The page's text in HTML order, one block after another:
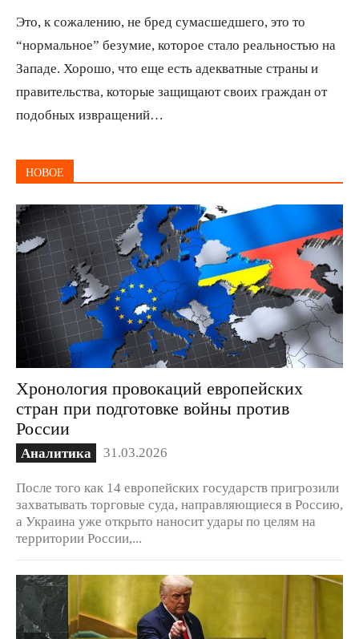
Это, к сожалению, не бред сумасшедшего, это то
“нормальное” безумие, которое стало реальностью на
Западе. Хорошо, что еще есть адекватные страны и
правительства, которые защищают своих граждан от
подобных извращений…
НОВОЕ
Хронология провокаций европейских
стран при подготовке войны против
России
Аналитика 31.03.2026
После того как 14 европейских государств пригрозили
захватывать торговые суда, направляющиеся в Россию,
а Украина уже открыто наносит удары по целям на
территории России,...